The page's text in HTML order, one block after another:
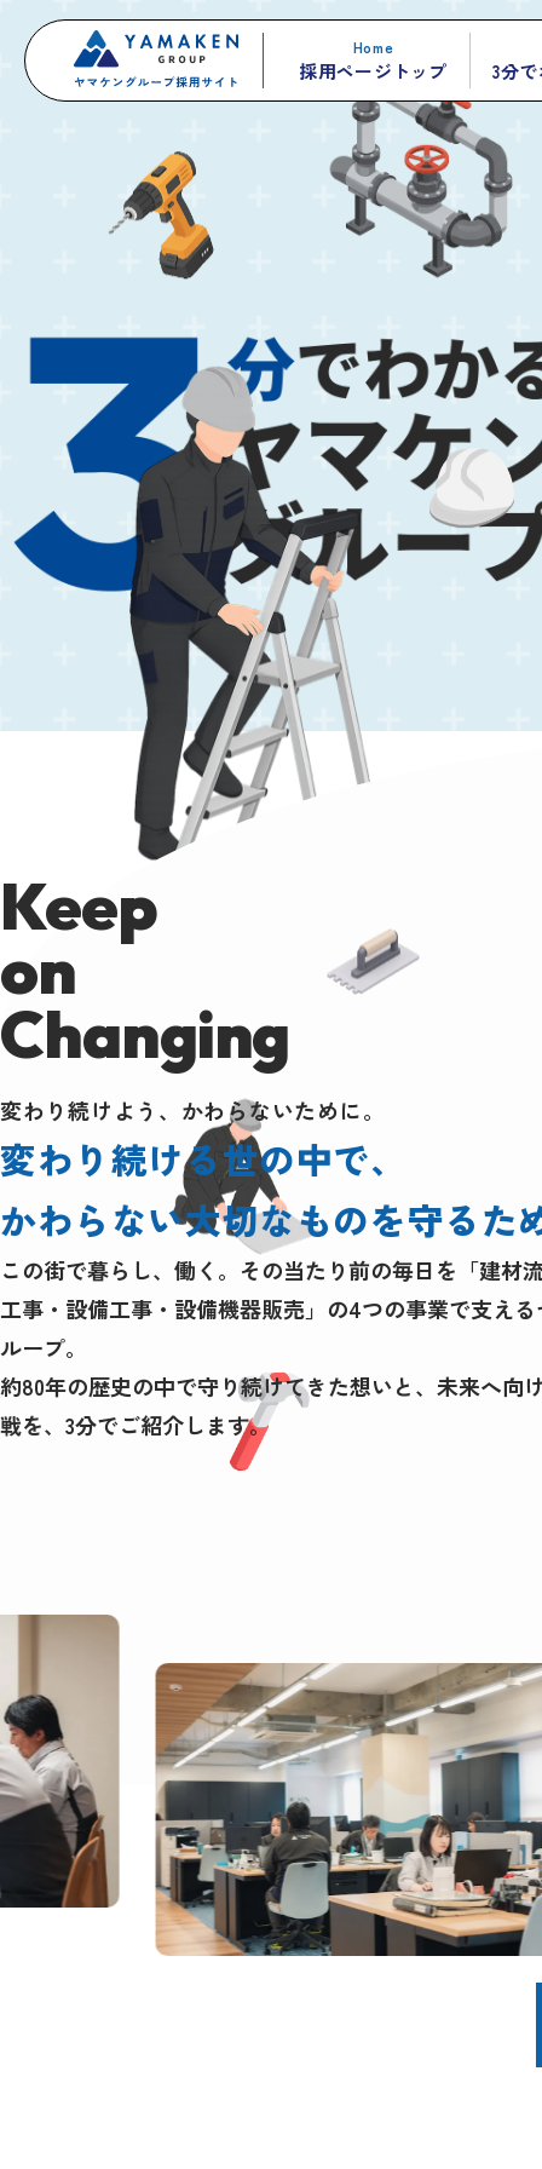
Home
採用ページトップ 3分
Keep
on
Changing
変わり続けよう、かわらないために。
変わり続ける世の中で、
かわらない大切なものを守るた
この街で暮らし、働く。その当たり前の毎日を「建材
工事・設備工事・設備機器販売」の4つの事業で支え
ループ。
約80年の歴史の中で守り続けてきた想いと、未来へ向
戦を、3分でご紹介します。